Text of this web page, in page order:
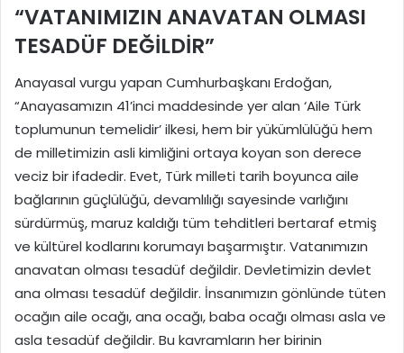
“VATANIMIZIN ANAVATAN OLMASI
TESADÜF DEĞİLDİR”
Anayasal vurgu yapan Cumhurbaşkanı Erdoğan,
“Anayasamızın 41’inci maddesinde yer alan ‘Aile Türk
toplumunun temelidir’ ilkesi, hem bir yükümlülüğü hem
de milletimizin asli kimliğini ortaya koyan son derece
veciz bir ifadedir. Evet, Türk milleti tarih boyunca aile
bağlarının güçlülüğü, devamlılığı sayesinde varlığını
sürdürmüş, maruz kaldığı tüm tehditleri bertaraf etmiş
ve kültürel kodlarını korumayı başarmıştır. Vatanımızın
anavatan olması tesadüf değildir. Devletimizin devlet
ana olması tesadüf değildir. İnsanımızın gönlünde tüten
ocağın aile ocağı, ana ocağı, baba ocağı olması asla ve
asla tesadüf değildir. Bu kavramların her birinin